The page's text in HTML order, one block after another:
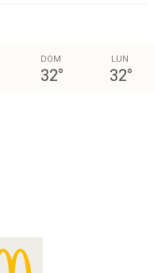
DOM
32°
LUN
32°